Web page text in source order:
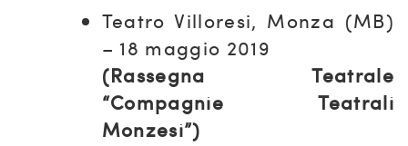
Teatro Villoresi, Monza (MB)
– 18 maggio 2019
(Rassegna Teatrale
“Compagnie Teatrali
Monzesi”)